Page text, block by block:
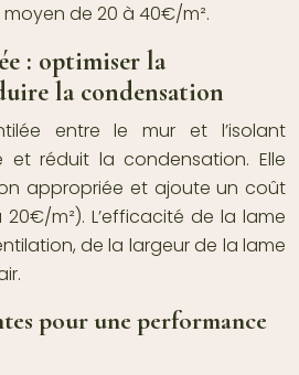
de 20 à 40€/m².
: optimiser la
la condensation
entre le mur et l’isolant
et réduit la condensation. Elle
appropriée et ajoute un coût
m²). L’efficacité de la lame
de la largeur de la lame
pour une performance